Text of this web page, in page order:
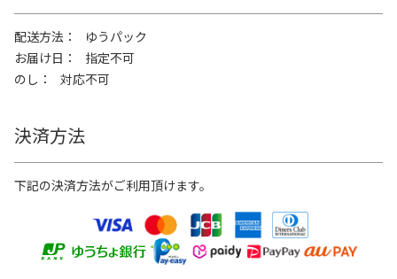
配送方法
ゆうパック
お届け日
指定不可
のし
対応不可
決済方法
下記の決済方法がご利用頂けます。